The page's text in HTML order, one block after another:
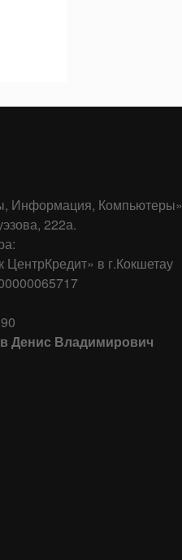
Информация, Компьютеры»
222а.
в г.Кокшетау
Денис Владимирович